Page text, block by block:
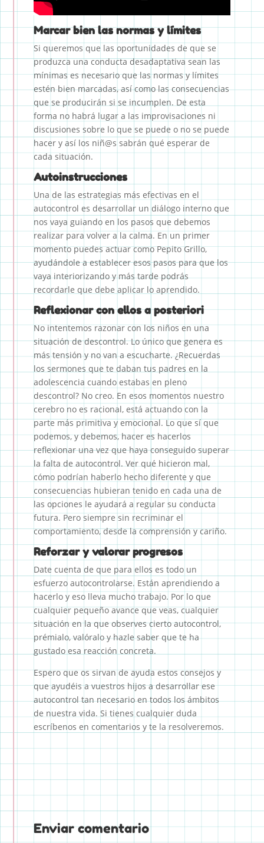
Marcar bien las normas y límites
Si queremos que las oportunidades de que se
produzca una conducta desadaptativa sean las
mínimas es necesario que las normas y límites
estén bien marcadas, así como las consecuencias
que se producirán si se incumplen. De esta
forma no habrá lugar a las improvisaciones ni
discusiones sobre lo que se puede o no se puede
hacer y así los niñ@s sabrán qué esperar de
cada situación.
Autoinstrucciones
Una de las estrategias más efectivas en el
autocontrol es desarrollar un diálogo interno que
nos vaya guiando en los pasos que debemos
realizar para volver a la calma. En un primer
momento puedes actuar como Pepito Grillo,
ayudándole a establecer esos pasos para que los
vaya interiorizando y más tarde podrás
recordarle que debe aplicar lo aprendido.
Reflexionar con ellos a posteriori
No intentemos razonar con los niños en una
situación de descontrol. Lo único que genera es
más tensión y no van a escucharte. ¿Recuerdas
los sermones que te daban tus padres en la
adolescencia cuando estabas en pleno
descontrol? No creo. En esos momentos nuestro
cerebro no es racional, está actuando con la
parte más primitiva y emocional. Lo que sí que
podemos, y debemos, hacer es hacerlos
reflexionar una vez que haya conseguido superar
la falta de autocontrol. Ver qué hicieron mal,
cómo podrían haberlo hecho diferente y que
consecuencias hubieran tenido en cada una de
las opciones le ayudará a regular su conducta
futura. Pero siempre sin recriminar el
comportamiento, desde la comprensión y cariño.
Reforzar y valorar progresos
Date cuenta de que para ellos es todo un
esfuerzo autocontrolarse. Están aprendiendo a
hacerlo y eso lleva mucho trabajo. Por lo que
cualquier pequeño avance que veas, cualquier
situación en la que observes cierto autocontrol,
prémialo, valóralo y hazle saber que te ha
gustado esa reacción concreta.
Espero que os sirvan de ayuda estos consejos y
que ayudéis a vuestros hijos a desarrollar ese
autocontrol tan necesario en todos los ámbitos
de nuestra vida. Si tienes cualquier duda
escríbenos en comentarios y te la resolveremos.
Enviar comentario